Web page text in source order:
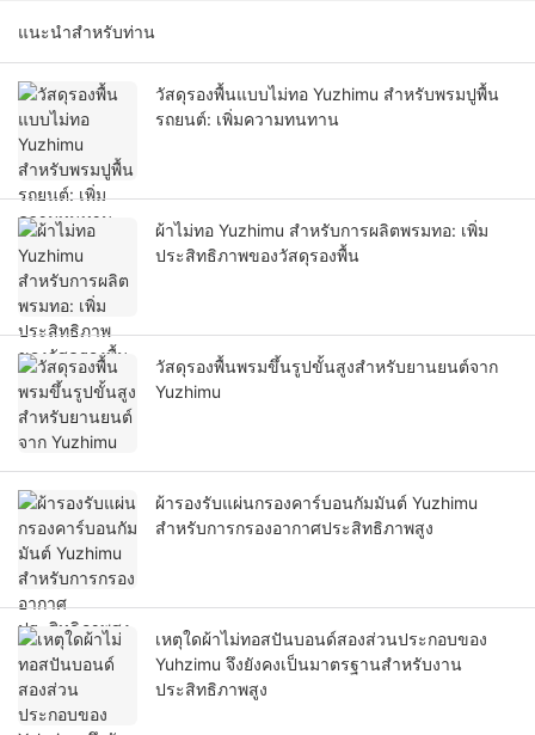
แนะนำสำหรับท่าน
วัสดุรองพื้นแบบไม่ทอ Yuzhimu สำหรับพรมปูพื้น
รถยนต์: เพิ่มความทนทาน
ผ้าไม่ทอ Yuzhimu สำหรับการผลิตพรมทอ: เพิ่ม
ประสิทธิภาพของวัสดุรองพื้น
วัสดุรองพื้นพรมขึ้นรูปขั้นสูงสำหรับยานยนต์จาก
Yuzhimu
ผ้ารองรับแผ่นกรองคาร์บอนกัมมันต์ Yuzhimu
สำหรับการกรองอากาศประสิทธิภาพสูง
เหตุใดผ้าไม่ทอสปันบอนด์สองส่วนประกอบของ
Yuhzimu จึงยังคงเป็นมาตรฐานสำหรับงาน
ประสิทธิภาพสูง